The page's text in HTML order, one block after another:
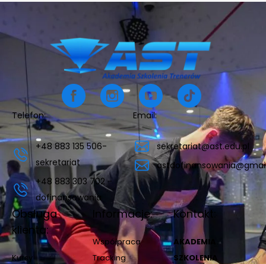
Telefon:
+48 883 135 506-
sekretariat
+48 883 303 702 -
dofinansowania
Email:
sekretariat@ast.edu.pl
Obsługa
klienta:
Kursy
Informacje:
Współpraca
Tracking
Kontakt:
AKADEMIA
SZKOLENIA